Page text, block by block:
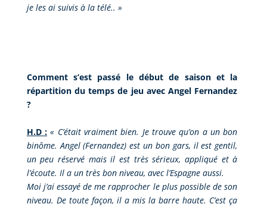
je les ai suivis à la télé.. »
Comment s’est passé le début de saison et la
répartition du temps de jeu avec Angel Fernandez
?
H.D : « C’était vraiment bien. Je trouve qu’on a un bon
binôme. Angel (Fernandez) est un bon gars, il est gentil,
un peu réservé mais il est très sérieux, appliqué et à
l’écoute. Il a un très bon niveau, avec l’Espagne aussi.
Moi j’ai essayé de me rapprocher le plus possible de son
niveau. De toute façon, il a mis la barre haute. C’est ça